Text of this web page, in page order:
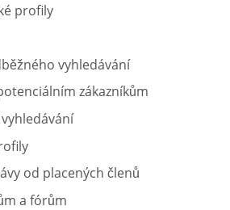
profily
vyhledávání
zákazníkům
od placených členů
a fórům